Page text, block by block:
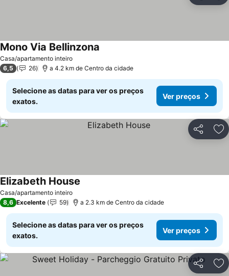
Casa/apartamento inteiro
Mono Via Bellinzona
6,5 26 a 4.2 km de Centro da cidade
Selecione as datas para ver os preços
exatos.
Ver preços
Partilhar
Casa/apartamento inteiro
Elizabeth House
8,6 Excelente 59 a 2.3 km de Centro da cidade
Selecione as datas para ver os preços
exatos.
Ver preços
Partilhar